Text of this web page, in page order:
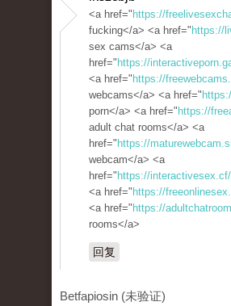
<a href=" https://
fucking</a> <a href=" https://
sex cams</a> <a
href=" https://
<a href=" https://
webcams</a> <a href="
porn</a> <a href=" https://
adult chat rooms</a> <a
href=" https://
webcam</a> <a
href=" https://
<a href=" https://
<a href=" https://
rooms</a>
回复
Betfapiosin (未验证)